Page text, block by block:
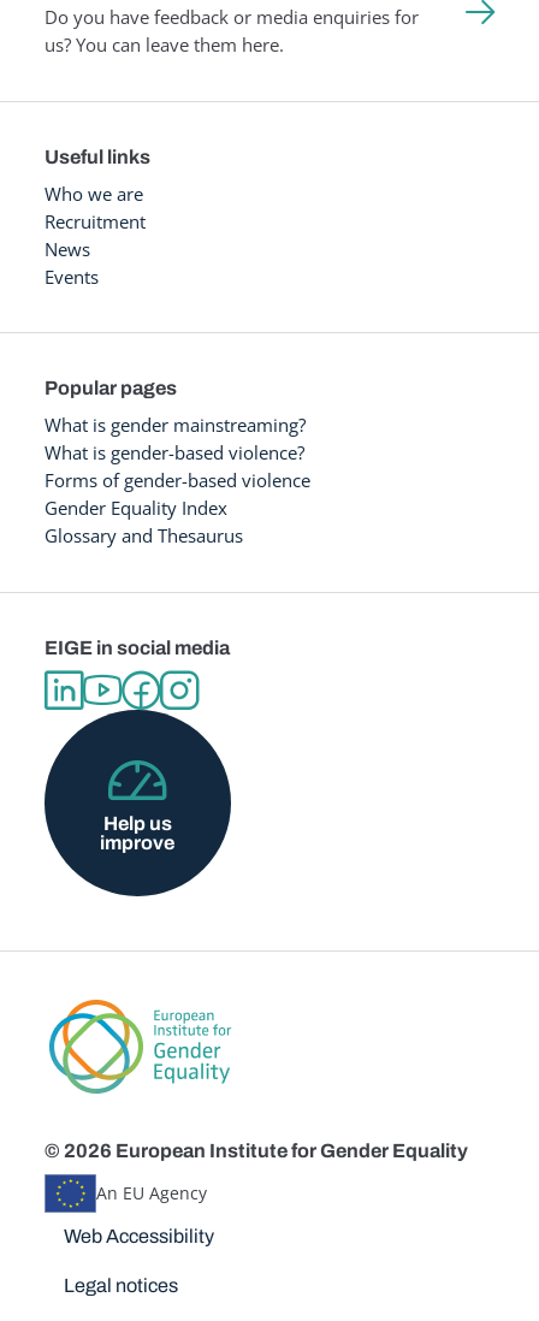
Do you have feedback or media enquiries for
us? You can leave them here.
Useful links
Who we are
Recruitment
News
Events
Popular pages
What is gender mainstreaming?
What is gender-based violence?
Forms of gender-based violence
Gender Equality Index
Glossary and Thesaurus
EIGE in social media
Help us
improve
© 2026 European Institute for Gender Equality
An EU Agency
Disclaimers
Web Accessibility
Legal notices